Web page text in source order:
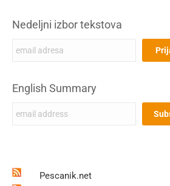
Nedeljni izbor tekstova
English Summary
Pescanik.net